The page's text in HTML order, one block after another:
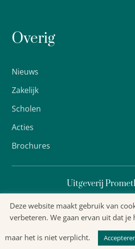
Overig
Nieuws
Zakelijk
Scholen
Acties
Brochures
Uitgeverij
Algemene
Deze website maakt gebruik van
verbeteren. We gaan ervan uit dat je
maar het is niet verplicht.